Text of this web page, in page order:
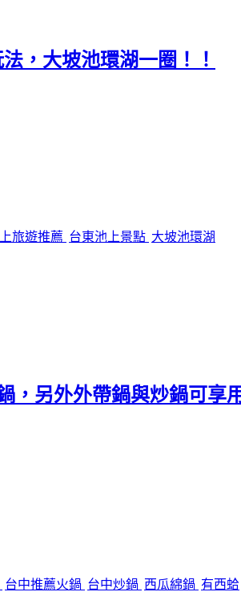
，大坡池環湖一圈！！
旅遊推薦 台東池上景點 大坡池環湖
，另外外帶鍋與炒鍋可享
台中推薦火鍋 台中炒鍋 西瓜綿鍋 有西蛤